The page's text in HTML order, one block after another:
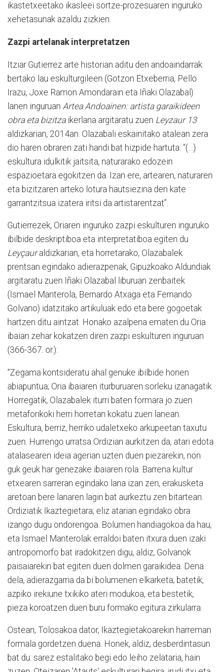
ikastetxeetako ikasleei sortze-prozesuaren inguruko
xehetasunak azaldu zizkien.
Zazpi artelanak interpretatzen
Itziar Gutierrez arte historian aditu den andoaindarrak
bertako lau eskulturgileen (Gotzon Etxeberria, Pello
Irazu, Joxe Ramon Amondarain eta Iñaki Olazabal)
lanen inguruan Artea Andoainen: artista garaikideen
obra eta bizitza ikerlana argitaratu zuen Leyzaur 13
aldizkarian, 2014an. Olazabali eskainitako atalean zera
dio haren obraren zati handi bat hizpide hartuta: “(…)
eskultura idulkitik jaitsita, naturarako edozein
espazioetara egokitzen da. Izan ere, artearen, naturaren
eta bizitzaren arteko lotura hautsiezina den kate
garrantzitsua izatera iritsi da artistarentzat”.
Gutierrezek, Oriaren inguruko zazpi eskulturen inguruko
ibilbide deskriptiboa eta interpretatiboa egiten du
Leyçauraldizkarian, eta horretarako, Olazabalek
prentsan egindako adierazpenak, Gipuzkoako Aldundiak
argitaratu zuen Iñaki Olazabal liburuan zenbaitek
(Ismael Manterola, Bernardo Atxaga eta Fernando
Golvano) idatzitako artikuluak edo eta bere gogoetak
hartzen ditu aintzat. Honako azalpena ematen du Oria
ibaian zehar kokatzen diren zazpi eskulturen inguruan
(366-367. or.):
“Zegama kontsideratu ahal genuke ibilbide honen
abiapuntua; Oria ibaiaren iturburuaren sorleku izanagatik.
Horregatik, Olazabalek iturri baten formara jo zuen
metaforikoki herri horretan kokatu zuen lanean.
Eskultura, berriz, herriko udaletxeko arkupeetan taxutu
zuen. Hurrengo urratsa Ordizian aurkitzen da, atari edota
atalasearen ideia agerian uzten duen piezarekin, non
guk geuk har genezake ibaiaren rola. Barrena kultur
etxearen sarreran egindako lana izan zen, erakusketa
aretoan bere lanaren lagin bat aurkeztu zen bitartean.
Ordiziatik Ikaztegietara; eliz atarian egindako obra
izango dugu ondorengoa. Bolumen handiagokoa da hau,
eta Ismael Manterolak erraldoi baten itxura duen izaki
antropomorfo bat iradokitzen digu, aldiz, Golvanok
paisaiarekin bat egiten duen dolmen garaikidea. Dena
dela, adierazgarria da bi bolumenen elkarketa; batetik,
azpiko irekiune txikiko ateri modukoa, eta bestetik,
pieza koroatzen duen buru formako egitura zirkularra.
Ostean, Tolosakoa dator, Ikaztegietakoarekin harreman
formala gordetzen duena. Honek, aldiz, desberdintasun
bat du: sarez estalitako begi edo leiho zelataria, hain